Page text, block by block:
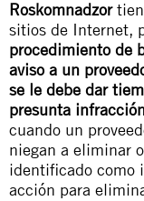
Roskomnadzor
sitios de Internet,
procedimiento de
aviso a un
se le debe dar
presunta
cuando un
niegan a eliminar
identificado como
acción para